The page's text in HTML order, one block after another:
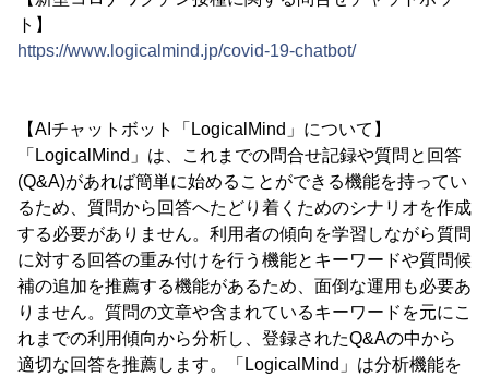
ト】
https://www.logicalmind.jp/covid-19-chatbot/
【AIチャットボット「LogicalMind」について】
「LogicalMind」は、これまでの問合せ記録や質問と回答
(Q&A)があれば簡単に始めることができる機能を持ってい
るため、質問から回答へたどり着くためのシナリオを作成
する必要がありません。利用者の傾向を学習しながら質問
に対する回答の重み付けを行う機能とキーワードや質問候
補の追加を推薦する機能があるため、面倒な運用も必要あ
りません。質問の文章や含まれているキーワードを元にこ
れまでの利用傾向から分析し、登録されたQ&Aの中から
適切な回答を推薦します。「LogicalMind」は分析機能を